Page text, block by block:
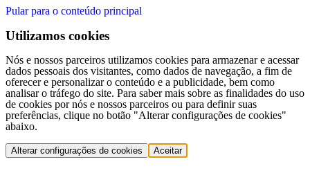
Pular para o conteúdo principal
Utilizamos cookies
Nós e nossos parceiros utilizamos cookies para armazenar e acessar
dados pessoais dos visitantes, como dados de navegação, a fim de
oferecer e personalizar o conteúdo e a publicidade, bem como
analisar o tráfego do site. Para saber mais sobre as finalidades do uso
de cookies por nós e nossos parceiros ou para definir suas
preferências, clique no botão "Alterar configurações de cookies"
abaixo.
Alterar configurações de cookies Aceitar